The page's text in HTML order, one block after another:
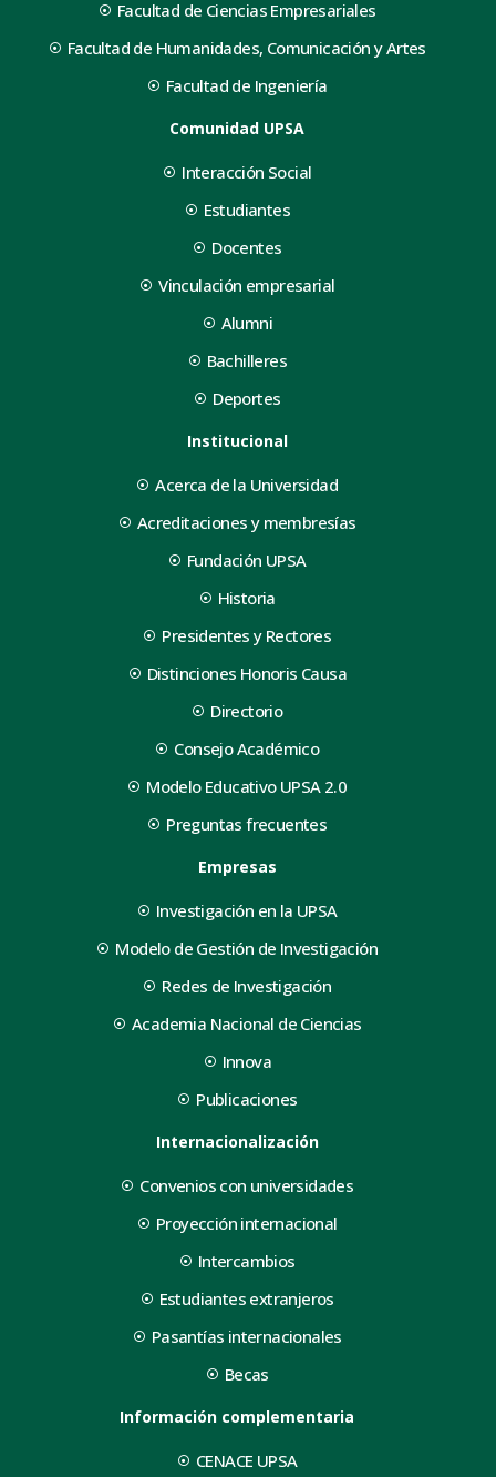
Facultad de Ciencias Empresariales
Facultad de Humanidades, Comunicación y Artes
Facultad de Ingeniería
Comunidad UPSA
Interacción Social
Estudiantes
Docentes
Vinculación empresarial
Alumni
Bachilleres
Deportes
Institucional
Acerca de la Universidad
Acreditaciones y membresías
Fundación UPSA
Historia
Presidentes y Rectores
Distinciones Honoris Causa
Directorio
Consejo Académico
Modelo Educativo UPSA 2.0
Preguntas frecuentes
Empresas
Investigación en la UPSA
Modelo de Gestión de Investigación
Redes de Investigación
Academia Nacional de Ciencias
Innova
Publicaciones
Internacionalización
Convenios con universidades
Proyección internacional
Intercambios
Estudiantes extranjeros
Pasantías internacionales
Becas
Información complementaria
CENACE UPSA